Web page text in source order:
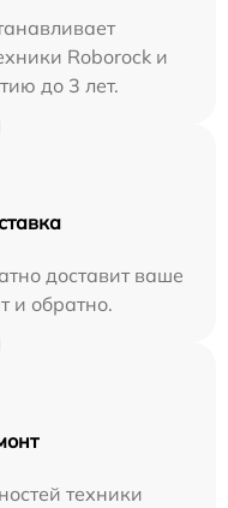
Roborock и
до 3 лет.
доставит ваше
и обратно.
техники